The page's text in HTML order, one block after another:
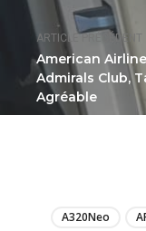
ARTICLE PRÉCÉDENT
American
Admirals Club,
Agréable
A320Neo